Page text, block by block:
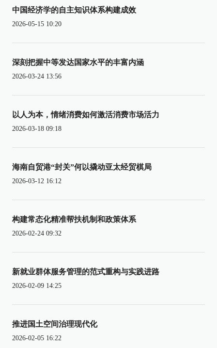
中国经济学的自主知识体系构建成效
2026-05-15 10:20
深刻把握中等发达国家水平的丰富内涵
2026-03-24 13:56
以人为本，情绪消费如何激活消费市场活力
2026-03-18 09:18
海南自贸港“封关”何以撬动亚太经贸棋局
2026-03-12 16:12
构建常态化精准帮扶机制和政策体系
2026-02-24 09:32
新就业群体服务管理的范式重构与实践进路
2026-02-09 14:25
推进国土空间治理现代化
2026-02-05 16:22